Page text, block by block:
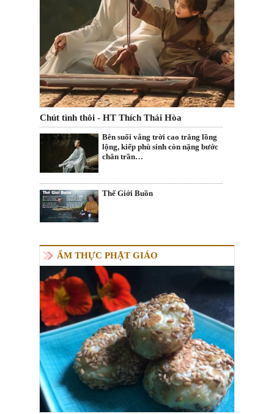
Chút tình thôi - HT Thích Thái Hòa
Bên suối vắng trời cao trăng lồng
lộng, kiếp phù sinh còn nặng bước
chân trần…
Thế Giới Buồn
ẨM THỰC PHẬT GIÁO